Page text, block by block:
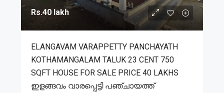
Rs.40 lakh
ELANGAVAM VARAPPETTY PANCHAYATH
KOTHAMANGALAM TALUK 23 CENT 750
SQFT HOUSE FOR SALE PRICE 40 LAKHS
ഇളങ്ങവം വാരപ്പെട്ടി പഞ്ചായത്ത്